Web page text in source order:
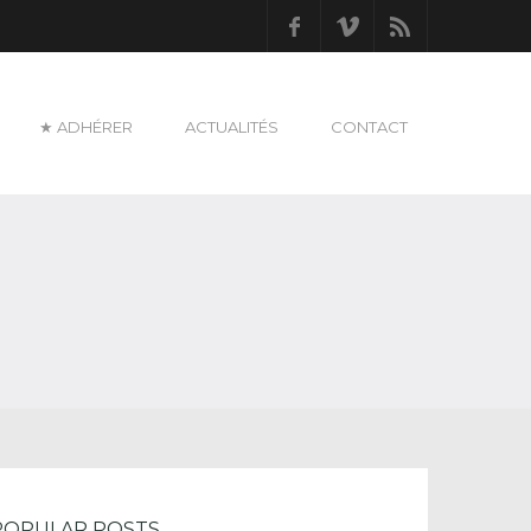
FacebookVimeo
★ ADHÉRER ACTUALITÉS CONTACT